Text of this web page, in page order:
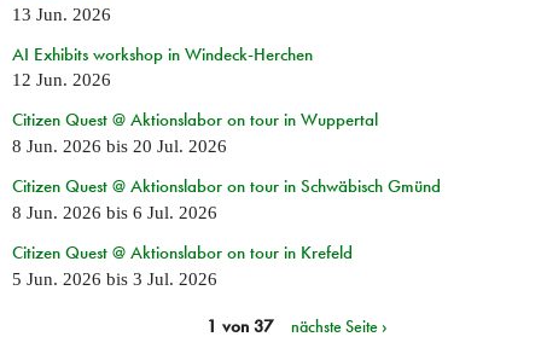
13 Jun. 2026
AI Exhibits workshop in Windeck-Herchen
12 Jun. 2026
Citizen Quest @ Aktionslabor on tour in Wuppertal
8 Jun. 2026 bis 20 Jul. 2026
Citizen Quest @ Aktionslabor on tour in Schwäbisch Gmünd
8 Jun. 2026 bis 6 Jul. 2026
Citizen Quest @ Aktionslabor on tour in Krefeld
5 Jun. 2026 bis 3 Jul. 2026
1 von 37 nächste Seite ›